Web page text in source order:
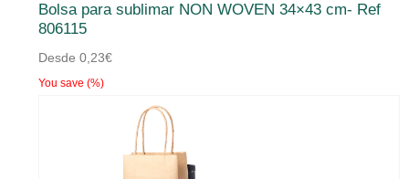
Bolsa para sublimar NON WOVEN 34×43 cm- Ref
806115
Desde 0,23€
You save (%)